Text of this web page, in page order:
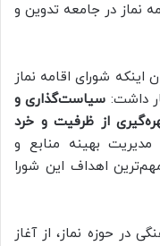
نماز در جامعه تدوین و
اینکه شورای اقامه نماز
داشت: سیاست‌گذاری و
از ظرفیت و خرد
بهینه منابع و
اهداف این شورا
در حوزه نماز، از آغاز